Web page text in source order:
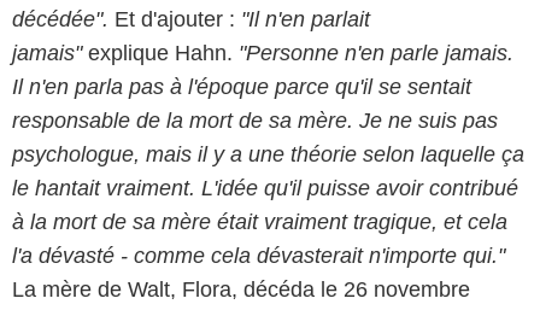
décédée". Et d'ajouter : "Il n'en parlait
jamais" explique Hahn. "Personne n'en parle jamais.
Il n'en parla pas à l'époque parce qu'il se sentait
responsable de la mort de sa mère. Je ne suis pas
psychologue, mais il y a une théorie selon laquelle ça
le hantait vraiment. L'idée qu'il puisse avoir contribué
à la mort de sa mère était vraiment tragique, et cela
l'a dévasté - comme cela dévasterait n'importe qui."
La mère de Walt, Flora, décéda le 26 novembre